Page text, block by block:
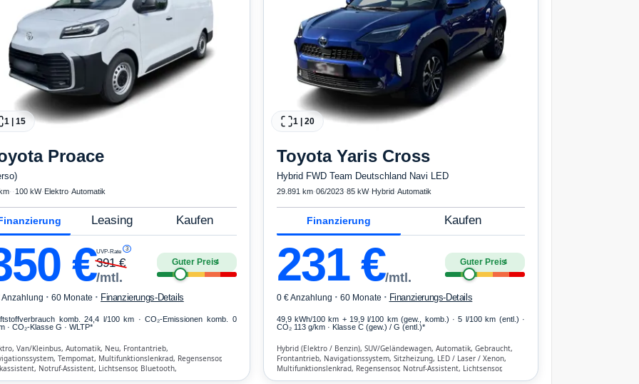
1 | 15
Proace
· · 100 kW· Elektro·Automatik
Leasing Kaufen
€UVP-Rate 3
391€
/mtl.
Guter Preis4
Anzahlung · 60 Monate · Finanzierungs-Details
komb. 24,4 l/100 km · CO₂-Emissionen komb. 0
· CO₂-Klasse G · WLTP*
Van/Kleinbus, Automatik, Neu, Frontantrieb,
Tempomat, Multifunktionslenkrad, Regensensor,
Notruf-Assistent, Lichtsensor, Bluetooth,
Verkehrszeichen-Erkennung, ESP, ABS,
1| 20
Toyota Yaris Cross
Hybrid FWD Team Deutschland Navi LED
29.891 km·06/2023·85 kW· Hybrid·Automatik
Finanzierung Kaufen
231€/mtl.
Guter Preis4
0 € Anzahlung · 60 Monate · Finanzierungs-Details
49,9 kWh/100 km + 19,9 l/100 km (gew., komb.) · 5 l/100 km (entl.) ·
CO₂ 113 g/km · Klasse C (gew.) / G (entl.)*
Hybrid (Elektro / Benzin), SUV/Geländewagen, Automatik, Gebraucht,
Frontantrieb, Navigationssystem, Sitzheizung, LED / Laser / Xenon,
Multifunktionslenkrad, Regensensor, Notruf-Assistent, Lichtsensor,
Bluetooth, Freisprecheinrichtung, Verkehrszeichen-Erkennung, ESP, ABS,